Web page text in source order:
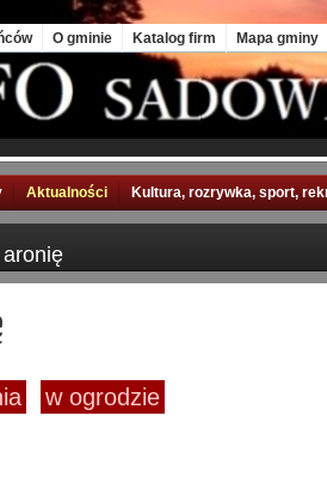
O gminie Katalog firm Mapa gminy
Aktualności Kultura, rozrywka, sport,
w ogrodzie